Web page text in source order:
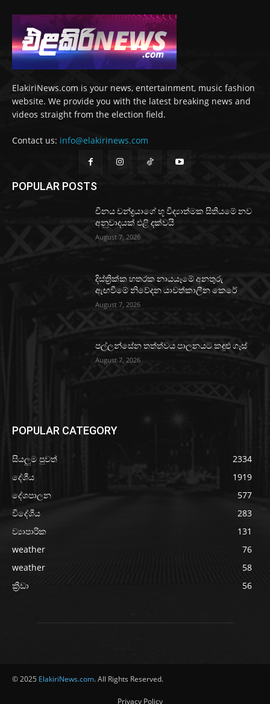
ElakiriNews.com is your news, entertainment, music fashion
website. We provide you with the latest breaking news and
videos straight from the election field.
Contact us: info@elakirinews.com
POPULAR POSTS
චීනය චන්ද්‍රයාගේ භූ විද්‍යාත්මක සිතියමේ නව
අනුවාදයක් එළි දක්වයි
August 7, 2026
දිස්ත්‍රික්ක හතරක නායයෑමේ අනතුරු
ඇඟවීමේ නිවේදන යාවත්කාලීන කෙරේ
August 7, 2026
පල්ලන්සේන තත්ත්වය පාලනයට කඳුළු ගෑස්
August 7, 2026
POPULAR CATEGORY
සියලුම පුවත්
2334
දේශීය
1919
දේශපාලන
577
විදේශීය
283
ව්‍යාපාරික
131
weather
76
weather
58
ක්‍රීඩා
56
© 2025 ElakiriNews.com. All Rights Reserved.
Privacy Policy